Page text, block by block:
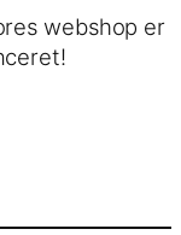
webshop er